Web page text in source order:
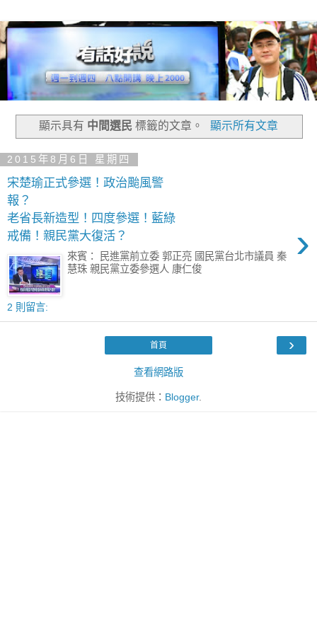
顯示具有 中間選民 標籤的文章。 顯示所有文章
2015年8月6日 星期四
宋楚瑜正式參選！政治颱風警
報？
老省長新造型！四度參選！藍綠
戒備！親民黨大復活？
›
來賓： 民進黨前立委 郭正亮 國民黨台北市議員 秦
慧珠 親民黨立委參選人 康仁俊
2 則留言:
›
首頁
查看網路版
技術提供： Blogger.